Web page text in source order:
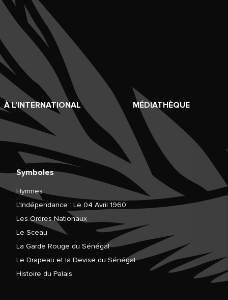
À L’INTERNATIONAL MÉDIATHÈQUE
Symboles
Hymnes
L’Indépendance : Le 04 Avril 1960
Les Ordres Nationaux
Le Sceau
La Garde Rouge du Sénégal
Le Drapeau et la Devise du Sénégal
Histoire du Palais